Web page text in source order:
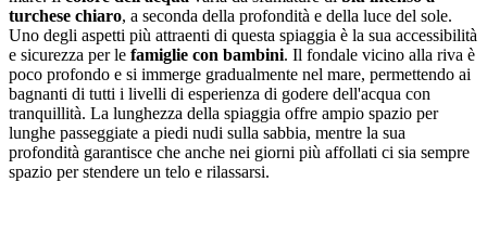
turchese chiaro, a seconda della profondità e della luce del sole.
Uno degli aspetti più attraenti di questa spiaggia è la sua accessibilità
e sicurezza per le famiglie con bambini. Il fondale vicino alla riva è
poco profondo e si immerge gradualmente nel mare, permettendo ai
bagnanti di tutti i livelli di esperienza di godere dell'acqua con
tranquillità. La lunghezza della spiaggia offre ampio spazio per
lunghe passeggiate a piedi nudi sulla sabbia, mentre la sua
profondità garantisce che anche nei giorni più affollati ci sia sempre
spazio per stendere un telo e rilassarsi.